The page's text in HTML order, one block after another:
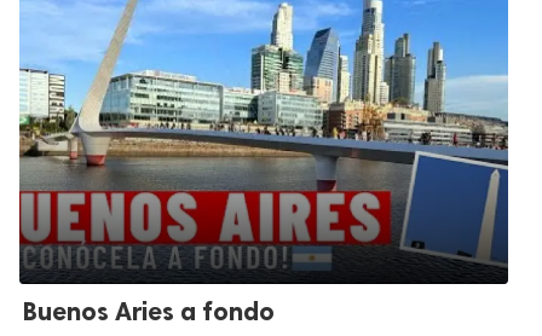
Buenos Aries a fondo